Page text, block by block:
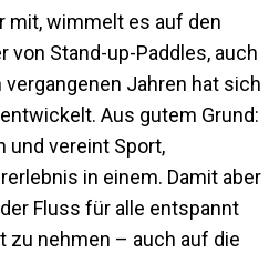
mit, wimmelt es auf den
von Stand-up-Paddles, auch
vergangenen Jahren hat sich
Aus gutem Grund:
und vereint Sport,
in einem. Damit aber
Fluss für alle entspannt
zu nehmen – auch auf die